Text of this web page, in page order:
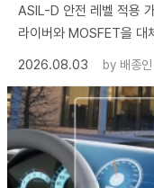
ASIL-D 안전 레벨 적용
라이버와 MOSFET을 대
2026.08.03
by 배종